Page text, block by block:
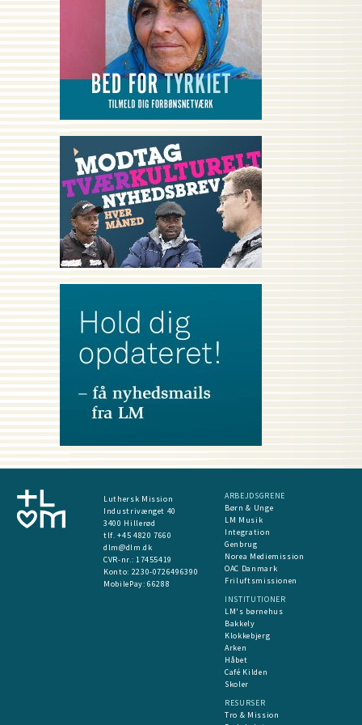
Luthersk Mission
Industrivænget 40
3400 Hillerød
tlf. +45 4820 7660
dlm@dlm.dk
CVR-nr.: 17455419
​Konto: 2230-0726496390
MobilePay:66288
ARBEJDSGRENE
Børn & Unge
LM Musik
Integration
Genbrug
Norea Mediemission
OAC Danmark
Friluftsmissionen
INSTITUTIONER
LM's børnehus
Bakkely
Klokkebjerg
Arken
Håbet
Café Kilden
Skoler
RESURSER
Tro & Mission